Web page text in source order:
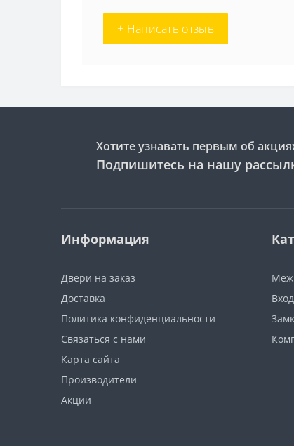
+ Написать отзыв
Хотите узнавать первым об
Подпишитесь на нашу
Информация
Двери на заказ
Доставка
Политика конфиденциальности
Связаться с нами
Карта сайта
Производители
Акции